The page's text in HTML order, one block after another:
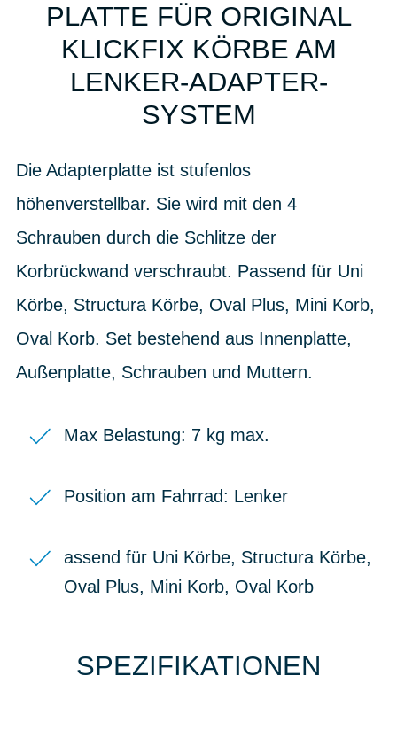
PLATTE FÜR ORIGINAL
KLICKFIX KÖRBE AM
LENKER-ADAPTER-
SYSTEM
Die Adapterplatte ist stufenlos
höhenverstellbar. Sie wird mit den 4
Schrauben durch die Schlitze der
Korbrückwand verschraubt. Passend für Uni
Körbe, Structura Körbe, Oval Plus, Mini Korb,
Oval Korb. Set bestehend aus Innenplatte,
Außenplatte, Schrauben und Muttern.
Max Belastung: 7 kg max.
Position am Fahrrad: Lenker
assend für Uni Körbe, Structura Körbe,
Oval Plus, Mini Korb, Oval Korb
SPEZIFIKATIONEN